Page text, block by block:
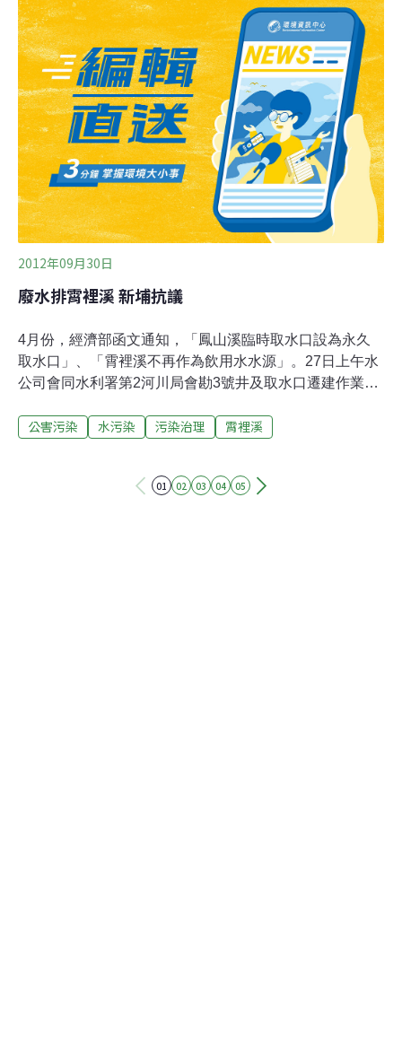
有供應商必須對廢水採取適當的管理措施，將其作業和產
品對環境的影響降至最低；華映為「Nexus 7」的面板供
應商，Google代工的華碩電腦也把「綠色採購」列為企業
社會責任的重點項目，標榜使用綠色供應商。但友達、華
映二家面板廠長期汙染霄裡溪的作為，顯然經不起綠色採
購的考驗。經濟部越權 環保署棄守 廠商得利自來水公司
的取水口自民國77年起，就設在霄裡溪下游、與鳳山溪交
會處，民國88年，政府竟然讓友達和華映在霄
2012年09月30日
廢水排霄裡溪 新埔抗議
4月份，經濟部函文通知，「鳳山溪臨時取水口設為永久
取水口」、「霄裡溪不再作為飲用水水源」。27日上午水
公司會同水利署第2河川局會勘3號井及取水口遷建作業，
為永久取水口，發起抗議。居民說，友達、華映廢水排放
非飲用水源，認為經濟部變相幫友達、華映廢水排放解
公害污染 水污染 污染治理 霄裡溪
01 02 03 04 05